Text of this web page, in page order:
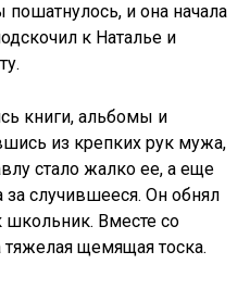
и она начала
к Наталье и
книги, альбомы и
из крепких рук мужа,
стало жалко ее, а еще
случившееся. Он обнял
школьник. Вместе со
тяжелая щемящая тоска.